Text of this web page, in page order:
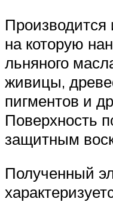
Производится
на которую
льняного
живицы,
пигментов и
Поверхность
защитным
Полученный